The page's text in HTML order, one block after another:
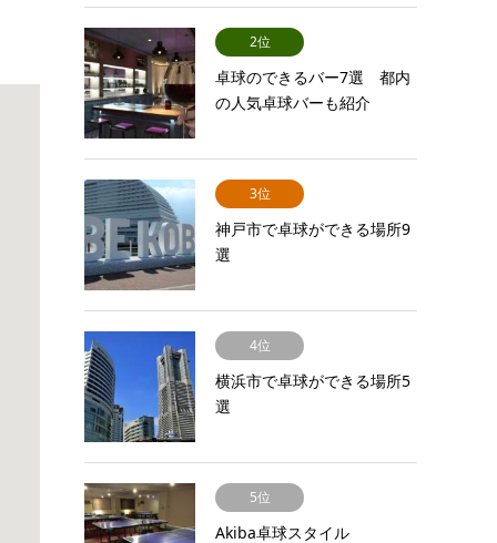
2位
卓球のできるバー7選 都内
の人気卓球バーも紹介
3位
神戸市で卓球ができる場所9
選
4位
横浜市で卓球ができる場所5
選
5位
Akiba卓球スタイル